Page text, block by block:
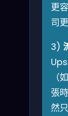
更
司
3)
（
張
然